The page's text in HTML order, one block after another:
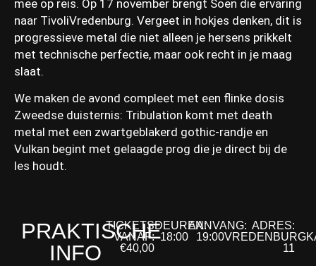
mee op reis. Op 17 november brengt Soen die ervaring
naar TivoliVredenburg. Vergeet in hokjes denken, dit is
progressieve metal die niet alleen je hersens prikkelt
met technische perfectie, maar ook recht in je maag
slaat.
We maken de avond compleet met een flinke dosis
Zweedse duisternis: Tribulation komt met death
metal met een zwartgeblakerd gothic-randje en
Vulkan begint met gelaagde prog die je direct bij de
les houdt.
PRAKTISCHE
INFO
TICKETS
VANAF:
€40,00
DEUREN:
18:00
AANVANG:
19:00
ADRES:
11